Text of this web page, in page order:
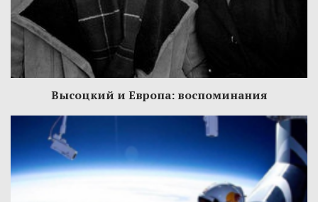
Высоцкий и Европа: воспоминания